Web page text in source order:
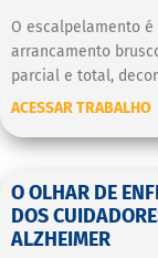
O escalpelamento
arrancamento
parcial e total,
ACESSAR TRABALHO
O OLHAR DE
DOS
ALZHEIMER